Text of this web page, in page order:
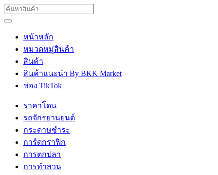
หน้าหลัก
หมวดหมู่สินค้า
สินค้า
สินค้าแนะนำ By BKK Market
ช่อง TikTok
ราคาโดน
รถจักรยานยนต์
กระดาษชำระ
การ์ดกราฟิก
การตกปลา
การทำสวน